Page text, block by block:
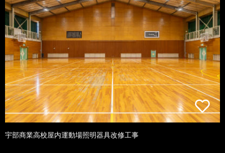
宇部商業高校屋内運動場照明器具改修工事